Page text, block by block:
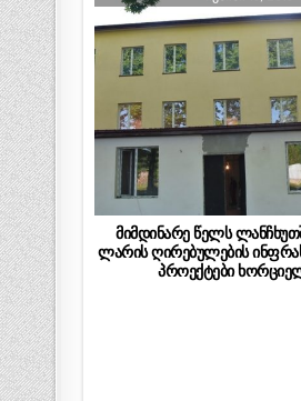
მიმდინარე წელს
ლარის ღირებულების
პროექტები